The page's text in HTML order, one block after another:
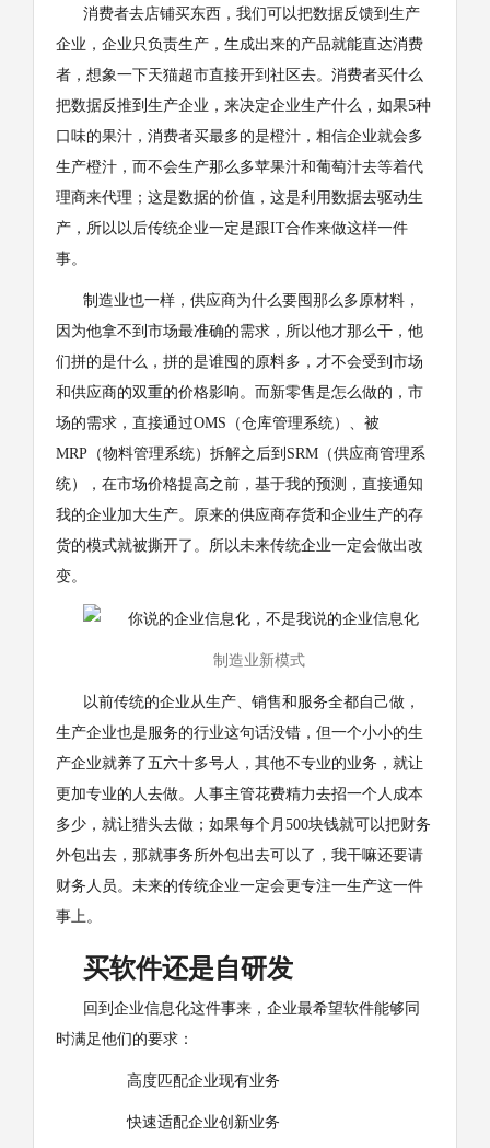
消费者去店铺买东西，我们可以把数据反馈到生产
企业，企业只负责生产，生成出来的产品就能直达消费
者，想象一下天猫超市直接开到社区去。消费者买什么
把数据反推到生产企业，来决定企业生产什么，如果5种
口味的果汁，消费者买最多的是橙汁，相信企业就会多
生产橙汁，而不会生产那么多苹果汁和葡萄汁去等着代
理商来代理；这是数据的价值，这是利用数据去驱动生
产，所以以后传统企业一定是跟IT合作来做这样一件
事。
制造业也一样，供应商为什么要囤那么多原材料，
因为他拿不到市场最准确的需求，所以他才那么干，他
们拼的是什么，拼的是谁囤的原料多，才不会受到市场
和供应商的双重的价格影响。而新零售是怎么做的，市
场的需求，直接通过OMS（仓库管理系统）、被
MRP（物料管理系统）拆解之后到SRM（供应商管理系
统），在市场价格提高之前，基于我的预测，直接通知
我的企业加大生产。原来的供应商存货和企业生产的存
货的模式就被撕开了。所以未来传统企业一定会做出改
变。
制造业新模式
以前传统的企业从生产、销售和服务全都自己做，
生产企业也是服务的行业这句话没错，但一个小小的生
产企业就养了五六十多号人，其他不专业的业务，就让
更加专业的人去做。人事主管花费精力去招一个人成本
多少，就让猎头去做；如果每个月500块钱就可以把财务
外包出去，那就事务所外包出去可以了，我干嘛还要请
财务人员。未来的传统企业一定会更专注一生产这一件
事上。
买软件还是自研发
回到企业信息化这件事来，企业最希望软件能够同
时满足他们的要求：
高度匹配企业现有业务
快速适配企业创新业务